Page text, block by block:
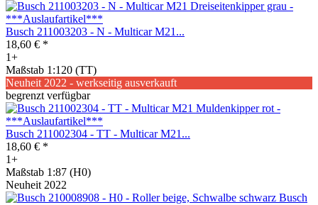
Busch 211003203 - N - Multicar M21...
18,60 € *
1+
Maßstab 1:120 (TT)
Neuheit 2022 - werkseitig ausverkauft
begrenzt verfügbar
Busch 211002304 - TT - Multicar M21...
18,60 € *
1+
Maßstab 1:87 (H0)
Neuheit 2022
Busch